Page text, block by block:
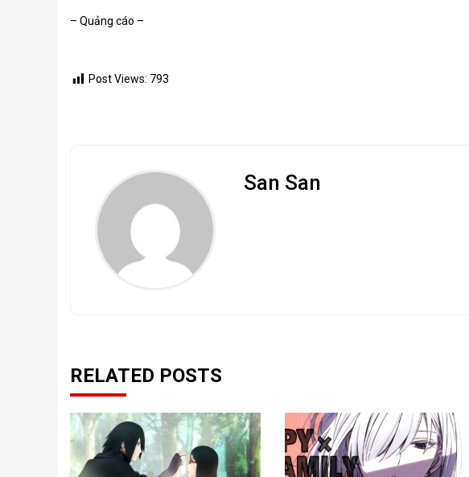
– Quảng cáo –
Post Views: 793
San San
RELATED POSTS